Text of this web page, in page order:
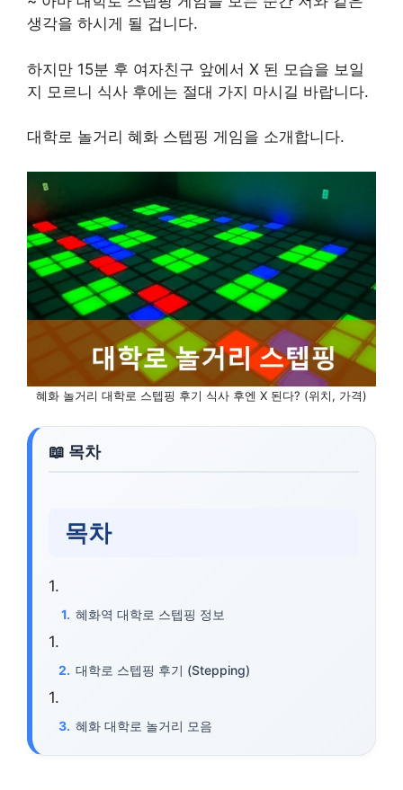
생각을 하시게 될 겁니다.
하지만 15분 후 여자친구 앞에서 X 된 모습을 보일
지 모르니 식사 후에는 절대 가지 마시길 바랍니다.
대학로 놀거리 혜화 스텝핑 게임을 소개합니다.
혜화 놀거리 대학로 스텝핑 후기 식사 후엔 X 된다? (위치, 가격)
목차
혜화역 대학로 스텝핑 정보
대학로 스텝핑 후기 (Stepping)
혜화 대학로 놀거리 모음